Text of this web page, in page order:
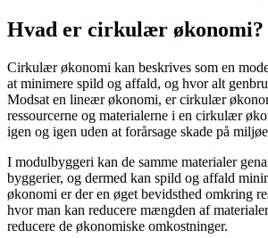
Hvad er cirkulær økonomi?
Cirkulær økonomi kan beskrives som en
at minimere spild og affald, og hvor alt
Modsat en lineær økonomi, er cirkulær
ressourcerne og materialerne i en cirkulær
igen og igen uden at forårsage skade på
I modulbyggeri kan de samme materialer
byggerier, og dermed kan spild og affald
økonomi er der en øget bevidsthed omkring
hvor man kan reducere mængden af
reducere de økonomiske omkostninger.